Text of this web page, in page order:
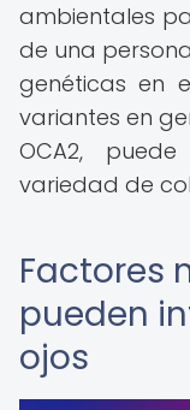
ambientales
de una
genéticas en
variantes en
OCA2,
variedad de
Factores
pueden
ojos